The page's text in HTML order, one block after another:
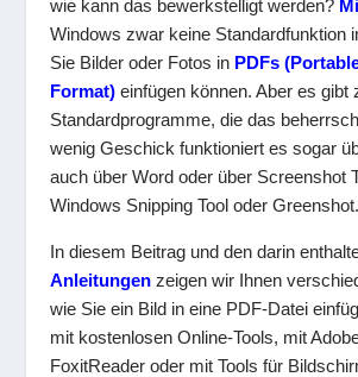
wie kann das bewerkstelligt werden?
Windows zwar keine Standardfunktion
Sie Bilder oder Fotos in PDFs
Format) einfügen können. Aber es gibt
Standardprogramme, die das
wenig Geschick funktioniert es sogar
auch über Word oder über Screenshot
Windows Snipping Tool oder Greenshot.
In diesem Beitrag und den darin
Anleitungen zeigen wir Ihnen
wie Sie ein Bild in eine PDF-Datei
mit kostenlosen Online-Tools, mit
FoxitReader oder mit Tools für